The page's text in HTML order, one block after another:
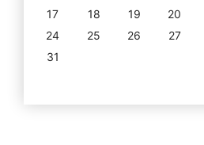
17
18 19 20
24
25 26 27
31